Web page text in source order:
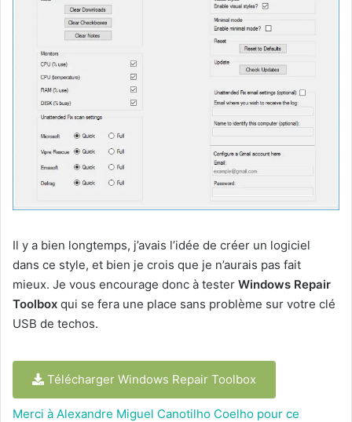
Il y a bien longtemps, j’avais l’idée de créer un logiciel
dans ce style, et bien je crois que je n’aurais pas fait
mieux. Je vous encourage donc à tester Windows Repair
Toolbox qui se fera une place sans problème sur votre clé
USB de techos.
Télécharger Windows Repair Toolbox
Merci à Alexandre Miguel Canotilho Coelho pour ce